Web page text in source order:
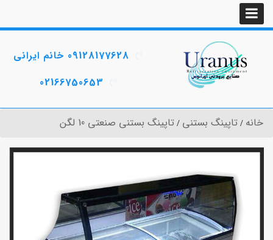
09128177628 خانم ایرانی
02166750653
خانه تاپینگ بستنی تاپینگ بستنی صنعتی 10 لگن